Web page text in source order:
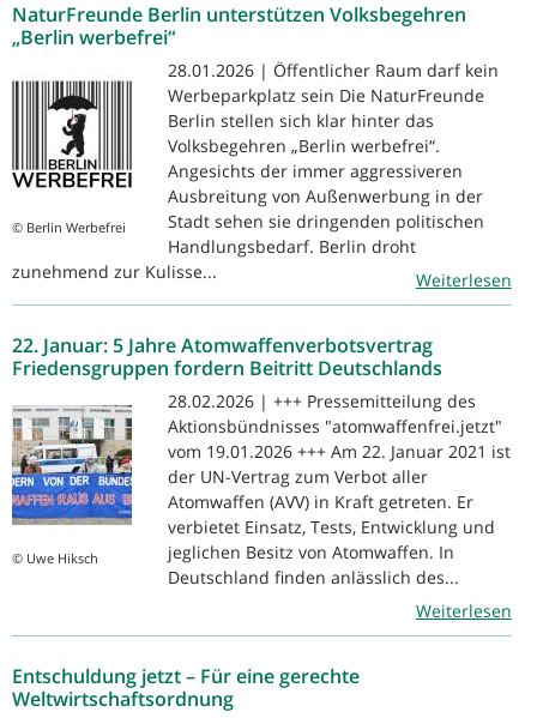
NaturFreunde Berlin unterstützen Volksbegehren
„Berlin werbefrei“
© Berlin Werbefrei
28.01.2026 | Öffentlicher Raum darf kein
Werbeparkplatz sein Die NaturFreunde
Berlin stellen sich klar hinter das
Volksbegehren „Berlin werbefrei“.
Angesichts der immer aggressiveren
Ausbreitung von Außenwerbung in der
Stadt sehen sie dringenden politischen
Handlungsbedarf. Berlin droht
zunehmend zur Kulisse...
Weiterlesen
22. Januar: 5 Jahre Atomwaffenverbotsvertrag
Friedensgruppen fordern Beitritt Deutschlands
© Uwe Hiksch
28.02.2026 | +++ Pressemitteilung des
Aktionsbündnisses "atomwaffenfrei.jetzt"
vom 19.01.2026 +++ Am 22. Januar 2021 ist
der UN-Vertrag zum Verbot aller
Atomwaffen (AVV) in Kraft getreten. Er
verbietet Einsatz, Tests, Entwicklung und
jeglichen Besitz von Atomwaffen. In
Deutschland finden anlässlich des...
Weiterlesen
Entschuldung jetzt – Für eine gerechte
Weltwirtschaftsordnung